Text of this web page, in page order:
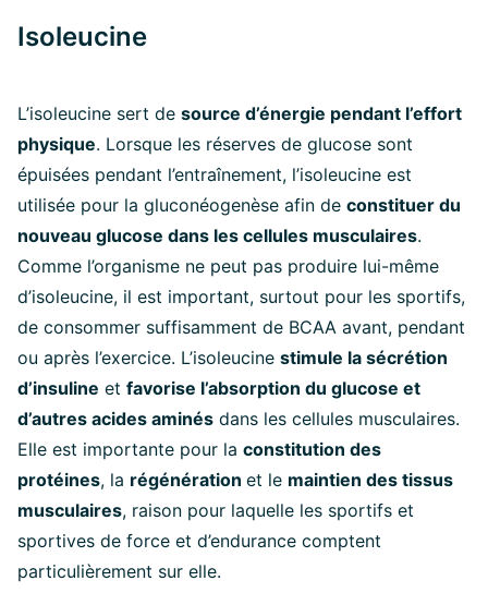
Isoleucine
L’isoleucine sert de source d’énergie pendant l’effort
physique. Lorsque les réserves de glucose sont
épuisées pendant l’entraînement, l’isoleucine est
utilisée pour la gluconéogenèse afin de constituer du
nouveau glucose dans les cellules musculaires.
Comme l’organisme ne peut pas produire lui-même
d’isoleucine, il est important, surtout pour les sportifs,
de consommer suffisamment de BCAA avant, pendant
ou après l’exercice. L’isoleucine stimule la sécrétion
d’insuline et favorise l’absorption du glucose et
d’autres acides aminés dans les cellules musculaires.
Elle est importante pour la constitution des
protéines, la régénération et le maintien des tissus
musculaires, raison pour laquelle les sportifs et
sportives de force et d’endurance comptent
particulièrement sur elle.